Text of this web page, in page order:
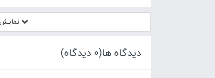
دیدگاه ها(0 دیدگاه)